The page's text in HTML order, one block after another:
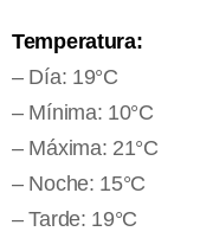
Temperatura:
– Día: 19°C
– Mínima: 10°C
– Máxima: 21°C
– Noche: 15°C
– Tarde: 19°C